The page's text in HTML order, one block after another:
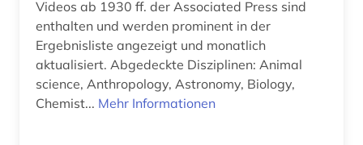
deutsches volksliedarchiv (1)
deutschland (8)
deutschsprachig (1)
Videos ab 1930 ff. der Associated Press sind
enthalten und werden prominent in der
Ergebnisliste angezeigt und monatlich
aktualisiert. Abgedeckte Disziplinen: Animal
science, Anthropology, Astronomy, Biology,
Chemist... Mehr Informationen